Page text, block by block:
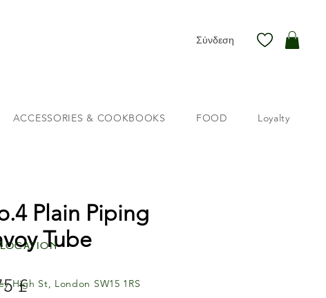
Σύνδεση
ACCESSORIES & COOKBOOKS FOOD Loyalty
Plain Piping
Tube
£Τιμή
High St, London SW15 1RS